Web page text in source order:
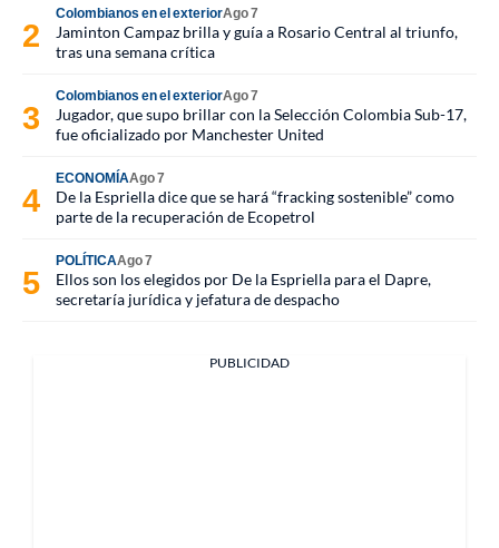
Colombianos en el exteriorAgo 7
Jaminton Campaz brilla y guía a Rosario Central al triunfo,
tras una semana crítica
Colombianos en el exteriorAgo 7
Jugador, que supo brillar con la Selección Colombia Sub-17,
fue oficializado por Manchester United
ECONOMÍAAgo 7
De la Espriella dice que se hará “fracking sostenible” como
parte de la recuperación de Ecopetrol
POLÍTICAAgo 7
Ellos son los elegidos por De la Espriella para el Dapre,
secretaría jurídica y jefatura de despacho
PUBLICIDAD